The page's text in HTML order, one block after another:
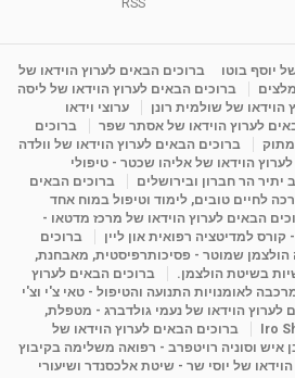
09:12
עם האני הפנימי
הלב" בהרצליה-
יוסף בוטו
ברוכים הבאים לערוץ הוידאו של
ברוכים הבאים לערוץ הוידאו של ליסה
הוידאו של שולמית רונן
ערוצי וידאו
לערוץ הוידאו של אסתר שפר
ברוכים
מתוק
ברוכים הבאים לערוץ הוידאו של וולדה
הוידאו של אליהו שכטר - טיפולי
יתיר הר חברון ובירושלים
ברוכים הבאים
לחיים טובים, לימוד וטיפול במוח אחד
הבאים לערוץ הוידאו של מרכז מדטאו -
קורס למדיטציה רפואית און ליין
ברוכים
הולצמן שמוטר - פסיכותרפיסטית, מאבחנת,
בשיטת הולצמן.
ברוכים הבאים לערוץ
לאומנויות התנועה והטיפול - טאי צ'י וצ'י
לערוץ הוידאו של נעמי גולדברג - מטפלת,
ברוכים הבאים לערוץ הוידאו של
איש וסוניה רויטפרב - רפואה משלימה בקיבוץ
של יוסי שר - שיטת אלכסנדר ושיעורי